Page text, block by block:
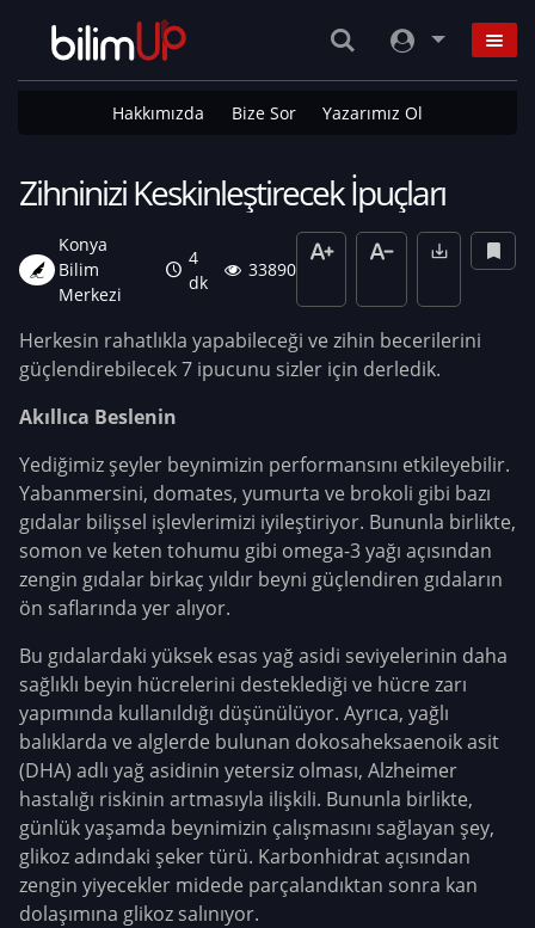
Hakkımızda Bize Sor Yazarımız Ol
Zihninizi Keskinleştirecek İpuçları
Konya
Bilim
Merkezi
4
dk
33890
Herkesin rahatlıkla yapabileceği ve zihin becerilerini
güçlendirebilecek 7 ipucunu sizler için derledik.
Akıllıca Beslenin
Yediğimiz şeyler beynimizin performansını etkileyebilir.
Yabanmersini, domates, yumurta ve brokoli gibi bazı
gıdalar bilişsel işlevlerimizi iyileştiriyor. Bununla birlikte,
somon ve keten tohumu gibi omega-3 yağı açısından
zengin gıdalar birkaç yıldır beyni güçlendiren gıdaların
ön saflarında yer alıyor.
Bu gıdalardaki yüksek esas yağ asidi seviyelerinin daha
sağlıklı beyin hücrelerini desteklediği ve hücre zarı
yapımında kullanıldığı düşünülüyor. Ayrıca, yağlı
balıklarda ve alglerde bulunan dokosaheksaenoik asit
(DHA) adlı yağ asidinin yetersiz olması, Alzheimer
hastalığı riskinin artmasıyla ilişkili. Bununla birlikte,
günlük yaşamda beynimizin çalışmasını sağlayan şey,
glikoz adındaki şeker türü. Karbonhidrat açısından
zengin yiyecekler midede parçalandıktan sonra kan
dolaşımına glikoz salınıyor.